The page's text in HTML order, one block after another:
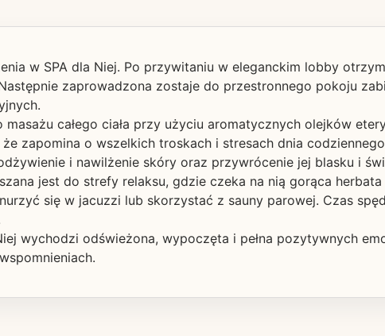
w SPA dla Niej. Po przywitaniu w eleganckim lobby
zaprowadzona zostaje do przestronnego pokoju
całego ciała przy użyciu aromatycznych olejków
zapomina o wszelkich troskach i stresach dnia
i nawilżenie skóry oraz przywrócenie jej blasku i
jest do strefy relaksu, gdzie czeka na nią gorąca
się w jacuzzi lub skorzystać z sauny parowej. Czas
wychodzi odświeżona, wypoczęta i pełna pozytywnych